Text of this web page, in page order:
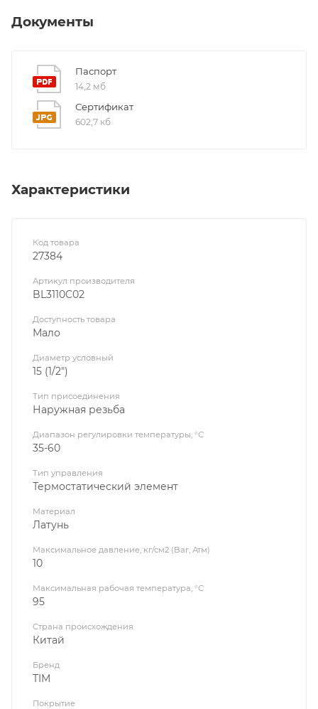
Документы
Паспорт
14,2 мб
Сертификат
602,7 кб
Характеристики
Код товара
27384
Артикул производителя
BL3110C02
Доступность товара
Мало
Диаметр условный
15 (1/2")
Тип присоединения
Наружная резьба
Диапазон регулировки температуры, °С
35-60
Тип управления
Термостатический элемент
Материал
Латунь
Максимальное давление, кг/см2 (Bar, Атм)
10
Максимальная рабочая температура, °С
95
Страна происхождения
Китай
Бренд
TIM
Покрытие